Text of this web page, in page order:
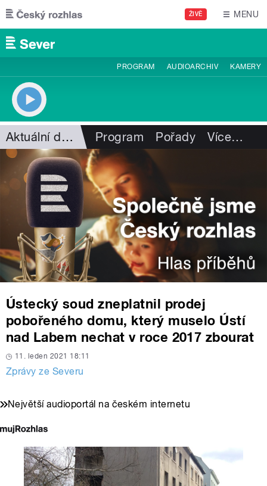
Přejít k hlavnímu obsahu
ŽIVĚ MENU
PROGRAM AUDIOARCHIV KAMERY
Aktuální dění Program Pořady Více…
Ústecký soud zneplatnil prodej
pobořeného domu, který muselo Ústí
nad Labem nechat v roce 2017 zbourat
11. leden 2021 18:11
Zprávy ze Severu
Největší audioportál na českém internetu